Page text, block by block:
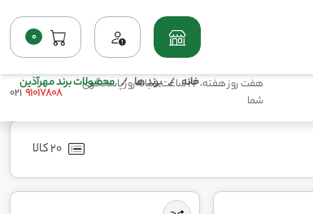
0
هفت روز هفته، 24 ساعت شبانه‌روز پاسخگوی
شما
91017808
021
خانه برند ها محصولات برند مهرآذین
20 کالا